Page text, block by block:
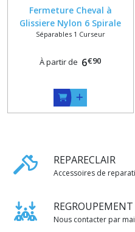
Fermeture Cheval à
Glissiere Nylon 6 Spirale
spéciale gilet leger sur
Séparables 1 Curseur
À partir de 6€90
REPARECLAIR
Accessoires de
Nous contacter par